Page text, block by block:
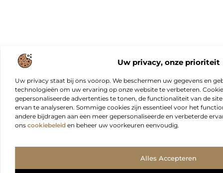
Uw privacy, onze prioriteit
Uw privacy staat bij ons voorop. We beschermen uw gegevens en
technologieën om uw ervaring op onze website te verbeteren.
gepersonaliseerde advertenties te tonen, de functionaliteit van de
ervan te analyseren. Sommige cookies zijn essentieel voor het
andere bijdragen aan een meer gepersonaliseerde en verbeterde
ons cookiebeleid en beheer uw voorkeuren eenvoudig.
Alles Accepteren